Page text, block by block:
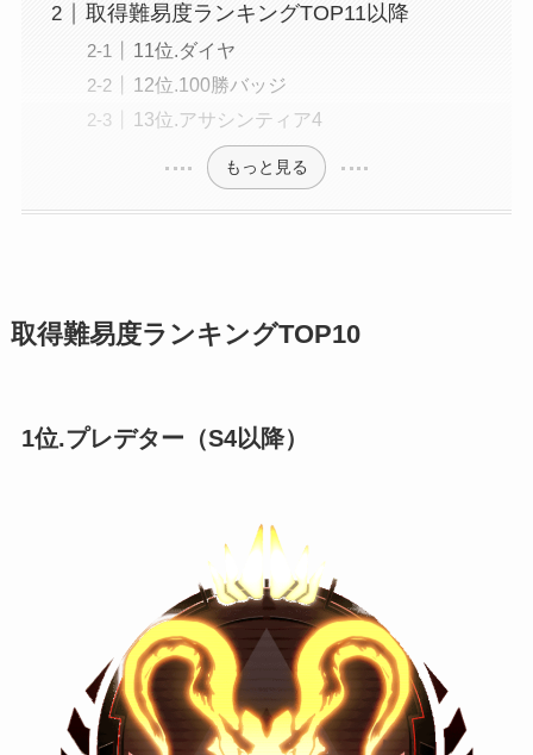
取得難易度ランキングTOP11以降
11位.ダイヤ
12位.100勝バッジ
13位.アサシンティア4
もっと見る
取得難易度ランキングTOP10
1位.プレデター（S4以降）